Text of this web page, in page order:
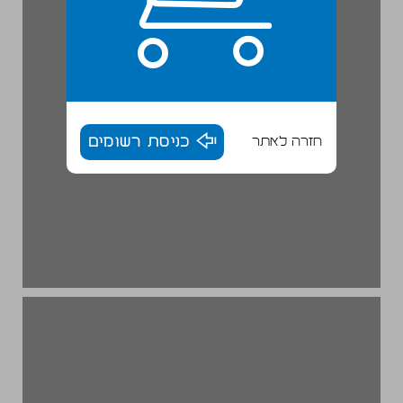
חזרה לאתר כניסת רשומים